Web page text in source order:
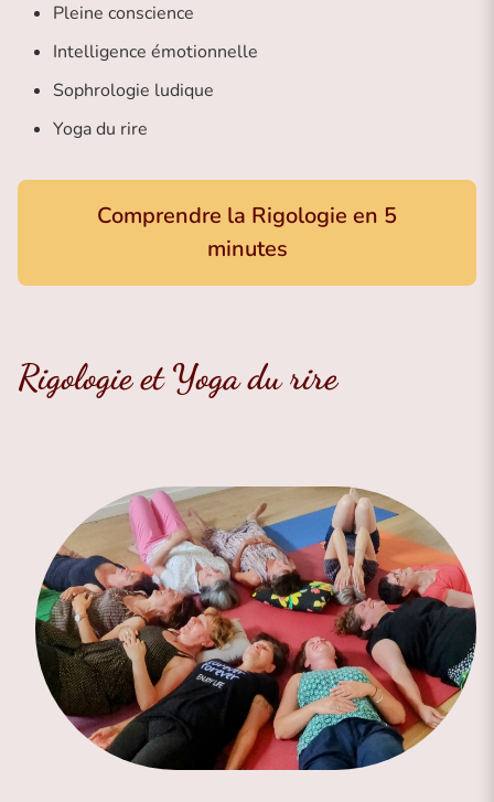
Pleine conscience
Intelligence émotionnelle
Sophrologie ludique
Yoga du rire
Comprendre la Rigologie en 5
minutes
Rigologie et Yoga du rire